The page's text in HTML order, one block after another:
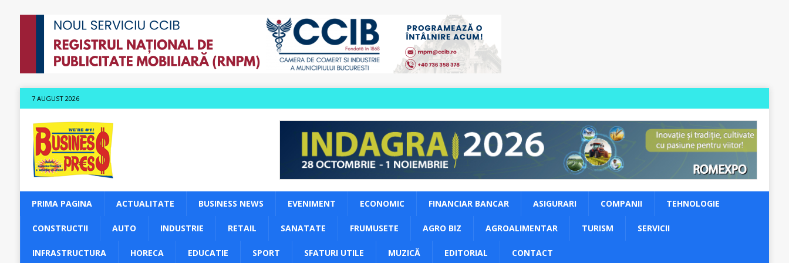
7 AUGUST 2026
PRIMA PAGINA ACTUALITATE BUSINESS NEWS EVENIMENT ECONOMIC FINANCIAR BANCAR ASIGURARI COMPANII TEHNOLOGIE
CONSTRUCTII AUTO INDUSTRIE RETAIL SANATATE FRUMUSETE AGRO BIZ AGROALIMENTAR TURISM SERVICII
INFRASTRUCTURA HORECA EDUCATIE SPORT SFATURI UTILE MUZICĂ EDITORIAL CONTACT